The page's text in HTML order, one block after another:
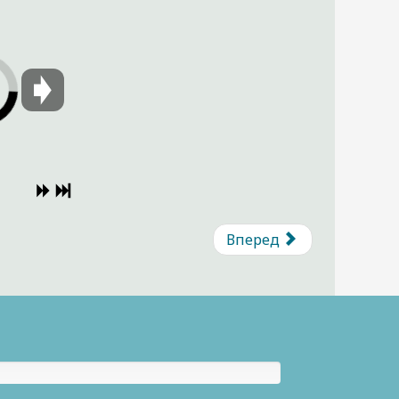
Вперед